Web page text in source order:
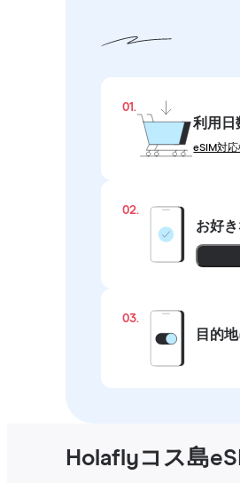
01.
利用日
eSIM対
02.
お好
03.
目的
Holaflyコス島